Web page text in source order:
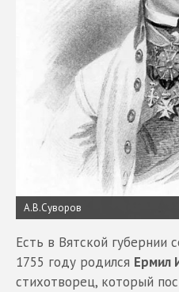
А.В.Суворов
Есть в Вятской губернии
1755 году родился Ермил
стихотворец, который